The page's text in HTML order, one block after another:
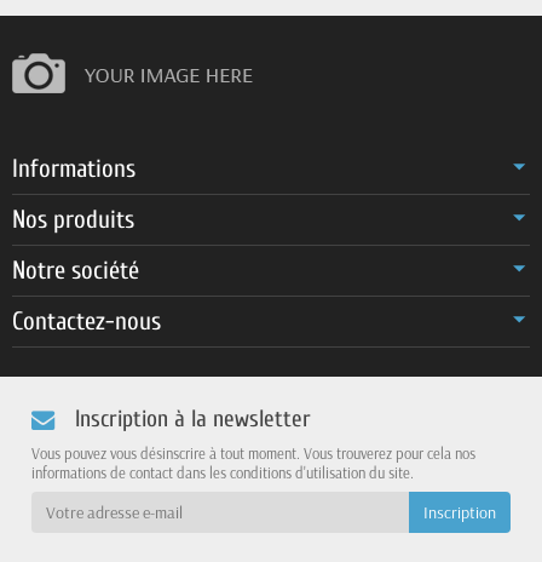
Informations
Nos produits
Notre société
Contactez-nous
Inscription à la newsletter
Vous pouvez vous désinscrire à tout moment. Vous trouverez pour cela nos
informations de contact dans les conditions d'utilisation du site.